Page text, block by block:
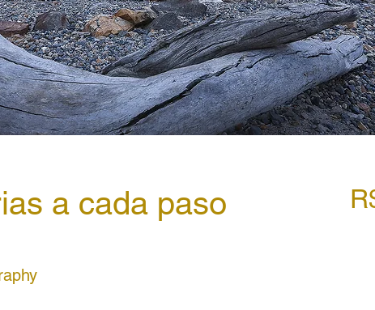
a cada paso